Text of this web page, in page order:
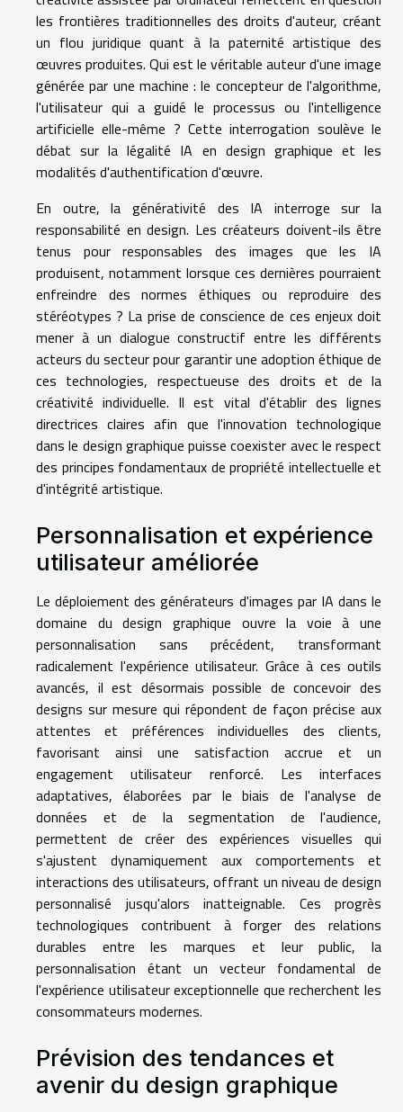
les frontières traditionnelles des droits d'auteur, créant
un flou juridique quant à la paternité artistique des
œuvres produites. Qui est le véritable auteur d'une image
générée par une machine : le concepteur de l'algorithme,
l'utilisateur qui a guidé le processus ou l'intelligence
artificielle elle-même ? Cette interrogation soulève le
débat sur la légalité IA en design graphique et les
modalités d'authentification d'œuvre.
En outre, la générativité des IA interroge sur la
responsabilité en design. Les créateurs doivent-ils être
tenus pour responsables des images que les IA
produisent, notamment lorsque ces dernières pourraient
enfreindre des normes éthiques ou reproduire des
stéréotypes ? La prise de conscience de ces enjeux doit
mener à un dialogue constructif entre les différents
acteurs du secteur pour garantir une adoption éthique de
ces technologies, respectueuse des droits et de la
créativité individuelle. Il est vital d'établir des lignes
directrices claires afin que l'innovation technologique
dans le design graphique puisse coexister avec le respect
des principes fondamentaux de propriété intellectuelle et
d'intégrité artistique.
Personnalisation et expérience
utilisateur améliorée
Le déploiement des générateurs d'images par IA dans le
domaine du design graphique ouvre la voie à une
personnalisation sans précédent, transformant
radicalement l'expérience utilisateur. Grâce à ces outils
avancés, il est désormais possible de concevoir des
designs sur mesure qui répondent de façon précise aux
attentes et préférences individuelles des clients,
favorisant ainsi une satisfaction accrue et un
engagement utilisateur renforcé. Les interfaces
adaptatives, élaborées par le biais de l'analyse de
données et de la segmentation de l'audience,
permettent de créer des expériences visuelles qui
s'ajustent dynamiquement aux comportements et
interactions des utilisateurs, offrant un niveau de design
personnalisé jusqu'alors inatteignable. Ces progrès
technologiques contribuent à forger des relations
durables entre les marques et leur public, la
personnalisation étant un vecteur fondamental de
l'expérience utilisateur exceptionnelle que recherchent les
consommateurs modernes.
Prévision des tendances et
avenir du design graphique